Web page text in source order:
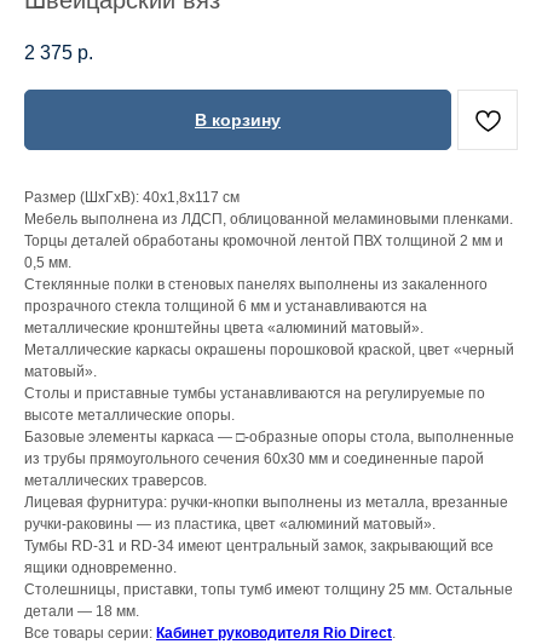
2 375 р.
В корзину
Размер (ШхГхВ): 40х1,8х117 см
Мебель выполнена из ЛДСП, облицованной меламиновыми пленками.
Торцы деталей обработаны кромочной лентой ПВХ толщиной 2 мм и
0,5 мм.
Стеклянные полки в стеновых панелях выполнены из закаленного
прозрачного стекла толщиной 6 мм и устанавливаются на
металлические кронштейны цвета «алюминий матовый».
Металлические каркасы окрашены порошковой краской, цвет «черный
матовый».
Столы и приставные тумбы устанавливаются на регулируемые по
высоте металлические опоры.
Базовые элементы каркаса — □-образные опоры стола, выполненные
из трубы прямоугольного сечения 60х30 мм и соединенные парой
металлических траверсов.
Лицевая фурнитура: ручки-кнопки выполнены из металла, врезанные
ручки-раковины — из пластика, цвет «алюминий матовый».
Тумбы RD-31 и RD-34 имеют центральный замок, закрывающий все
ящики одновременно.
Столешницы, приставки, топы тумб имеют толщину 25 мм. Остальные
детали — 18 мм.
Все товары серии: Кабинет руководителя Rio Direct.